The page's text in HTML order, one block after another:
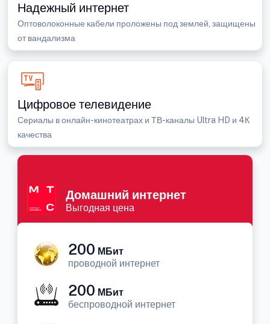
Надежный интернет
Оптоволоконные кабели проложены под землей, защищены
от вандализма
Цифровое телевидение
Сериалы в онлайн-кинотеатрах и ТВ-каналы Ultra HD и 4К
качества
Домашний интернет
Выгодная цена
200 МБит
проводной интернет
200 МБит
беспроводной интернет